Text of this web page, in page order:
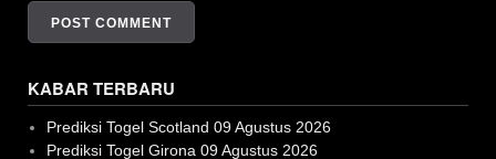
KABAR TERBARU
Prediksi Togel Scotland 09 Agustus 2026
Prediksi Togel Girona 09 Agustus 2026